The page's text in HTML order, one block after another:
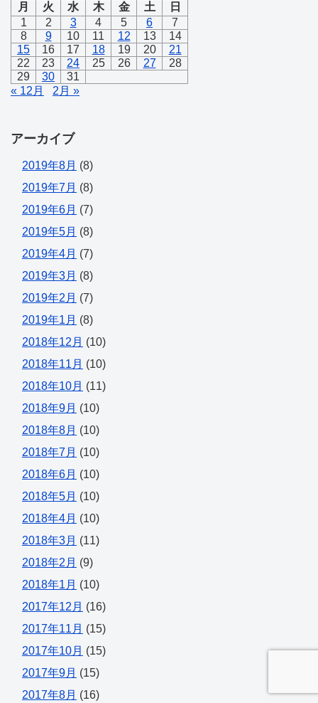
月
火 水 木 金 土
日
1
2 3 4 5 6
7
8
9 10 11 12 13
14
15
16 17 18 19 20
21
22
23 24 25 26 27
28
29
30
31
« 12月
2月 »
アーカイブ
2019年8月 (8)
2019年7月 (8)
2019年6月 (7)
2019年5月 (8)
2019年4月 (7)
2019年3月 (8)
2019年2月 (7)
2019年1月 (8)
2018年12月 (10)
2018年11月 (10)
2018年10月 (11)
2018年9月 (10)
2018年8月 (10)
2018年7月 (10)
2018年6月 (10)
2018年5月 (10)
2018年4月 (10)
2018年3月 (11)
2018年2月 (9)
2018年1月 (10)
2017年12月 (16)
2017年11月 (15)
2017年10月 (15)
2017年9月 (15)
2017年8月 (16)